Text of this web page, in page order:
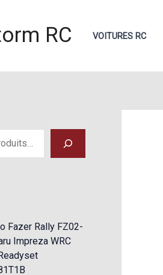
RC VOITURES RC
Fazer Rally FZ02-
Impreza WRC